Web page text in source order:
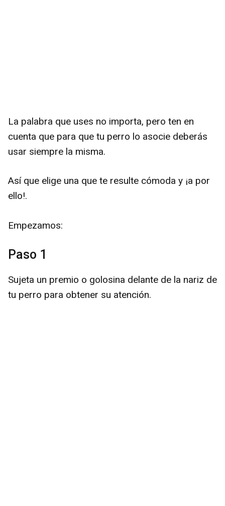
La palabra que uses no importa, pero ten en
cuenta que para que tu perro lo asocie deberás
usar siempre la misma.
Así que elige una que te resulte cómoda y ¡a por
ello!.
Empezamos:
Paso 1
Sujeta un premio o golosina delante de la nariz de
tu perro para obtener su atención.